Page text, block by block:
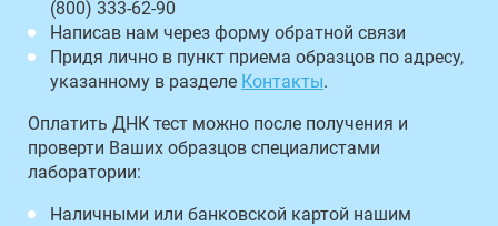
(800) 333-62-90
Написав нам через форму обратной связи
Придя лично в пункт приема образцов по адресу,
указанному в разделе Контакты.
Оплатить ДНК тест можно после получения и
проверти Ваших образцов специалистами
лаборатории:
Наличными или банковской картой нашим